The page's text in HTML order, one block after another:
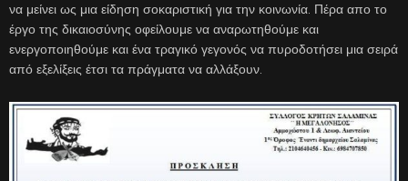
να μείνει ως μια είδηση σοκαριστική για την κοινωνία. Πέρα απο το
έργο της δικαιοσύνης οφείλουμε να αναρωτηθούμε και
ενεργοποιηθούμε και ένα τραγικό γεγονός να πυροδοτήσει μια σειρά
από εξελίξεις έτσι τα πράγματα να αλλάξουν.